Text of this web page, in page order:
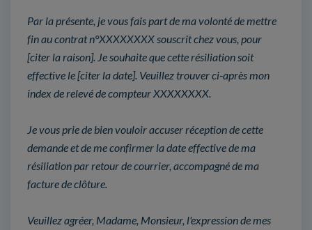
Par la présente, je vous fais part de ma volonté de mettre
fin au contrat n°XXXXXXXX souscrit chez vous, pour
[citer la raison]. Je souhaite que cette résiliation soit
effective le [citer la date]. Veuillez trouver ci-après mon
index de relevé de compteur XXXXXXXX.
Je vous prie de bien vouloir accuser réception de cette
demande et de me confirmer la date effective de ma
résiliation par retour de courrier, accompagné de ma
facture de clôture.
Veuillez agréer, Madame, Monsieur, l'expression de mes